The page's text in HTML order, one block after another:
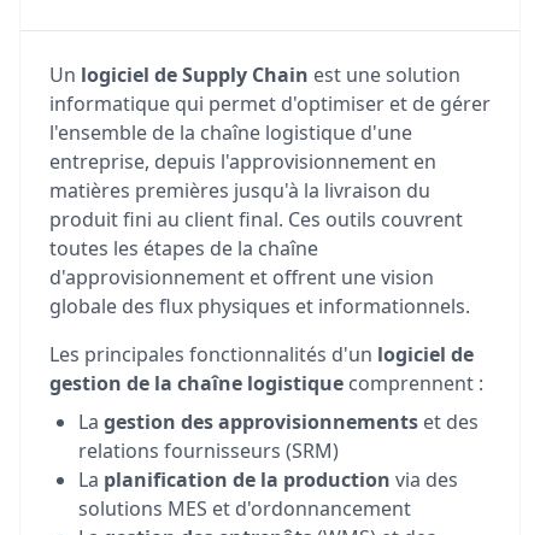
Un logiciel de Supply Chain est une solution
informatique qui permet d'optimiser et de gérer
l'ensemble de la chaîne logistique d'une
entreprise, depuis l'approvisionnement en
matières premières jusqu'à la livraison du
produit fini au client final. Ces outils couvrent
toutes les étapes de la chaîne
d'approvisionnement et offrent une vision
globale des flux physiques et informationnels.
Les principales fonctionnalités d'un logiciel de
gestion de la chaîne logistique comprennent :
La gestion des approvisionnements et des
relations fournisseurs (SRM)
La planification de la production via des
solutions MES et d'ordonnancement